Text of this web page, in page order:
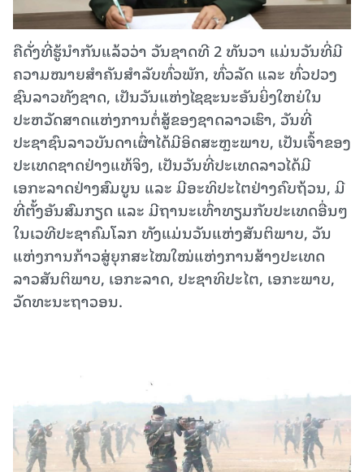
ຄືດັ່ງທີ່ຮູ້ນຳກັນແລ້ວວ່າ ວັນຊາດທີ 2 ທັນວາ ແມ່ນວັນທີ່ມີ
ຄວາມໝາຍສໍາຄັນສໍາລັບທົ່ວພັກ, ທົ່ວລັດ ແລະ ທົ່ວປວງ
ຊົນລາວທັງຊາດ, ເປັນວັນແຫ່ງໄຊຊະນະອັນຍິ່ງໃຫຍ່ໃນ
ປະຫວັດສາດແຫ່ງການຕໍ່ສູ້ຂອງຊາດລາວເຮົາ, ວັນທີ່
ປະຊາຊົນລາວບັນດາເຜົ່າໄດ້ມີອິດສະຫຼະພາບ, ເປັນເຈົ້າຂອງ
ປະເທດຊາດຢ່າງແທ້ຈິງ, ເປັນວັນທີ່ປະເທດລາວໄດ້ມີ
ເອກະລາດຢ່າງສົມບູນ ແລະ ມີອະທິປະໄຕຢ່າງຄົບຖ້ວນ, ມີ
ທີ່ຕັ້ງອັນສົມກຽດ ແລະ ມີຖານະເທົ່າທຽມກັບປະເທດອື່ນໆ
ໃນເວທີປະຊາຄົມໂລກ ທັງແມ່ນວັນແຫ່ງສັນຕິພາບ, ວັນ
ແຫ່ງການກ້າວສູ່ຍຸກສະໄໝໃໝ່ແຫ່ງການສ້າງປະເທດ
ລາວສັນຕິພາບ, ເອກະລາດ, ປະຊາທິປະໄຕ, ເອກະພາບ,
ວັດທະນະຖາວອນ.